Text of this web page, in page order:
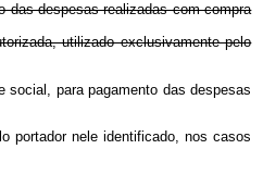
das despesas realizadas com compra
utilizado exclusivamente pelo
social, para pagamento das despesas
portador nele identificado, nos casos